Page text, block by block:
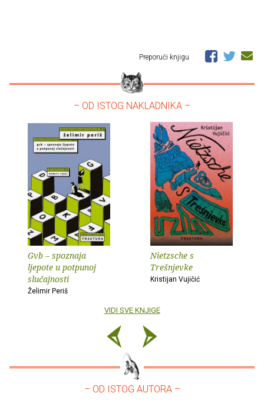
Preporuči knjigu
– OD ISTOG NAKLADNIKA –
Gvb – spoznaja
ljepote u potpunoj
slučajnosti
Želimir Periš
Nietzsche s
Trešnjevke
Kristijan Vujičić
VIDI SVE KNJIGE
– OD ISTOG AUTORA –